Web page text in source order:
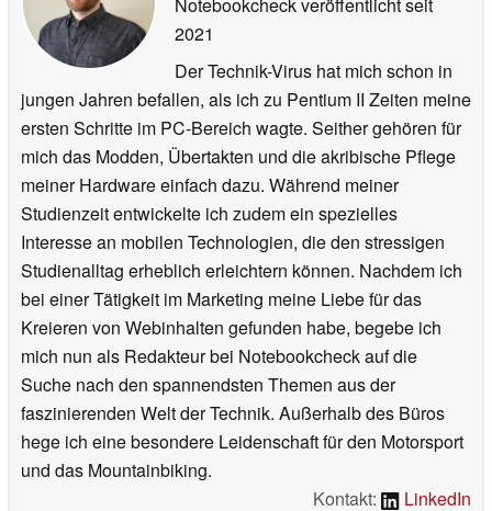
Notebookcheck veröffentlichtseit
2021
Der Technik-Virus hat mich schon in
jungen Jahren befallen, als ich zu Pentium II Zeiten meine
ersten Schritte im PC-Bereich wagte. Seither gehören für
mich das Modden, Übertakten und die akribische Pflege
meiner Hardware einfach dazu. Während meiner
Studienzeit entwickelte ich zudem ein spezielles
Interesse an mobilen Technologien, die den stressigen
Studienalltag erheblich erleichtern können. Nachdem ich
bei einer Tätigkeit im Marketing meine Liebe für das
Kreieren von Webinhalten gefunden habe, begebe ich
mich nun als Redakteur bei Notebookcheck auf die
Suche nach den spannendsten Themen aus der
faszinierenden Welt der Technik. Außerhalb des Büros
hege ich eine besondere Leidenschaft für den Motorsport
und das Mountainbiking.
Kontakt:
LinkedIn